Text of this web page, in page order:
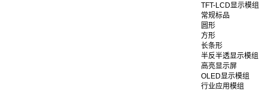
TFT-LCD显示模组
常规标品
圆形
方形
长条形
半反半透显示模组
高亮显示屏
OLED显示模组
行业应用模组